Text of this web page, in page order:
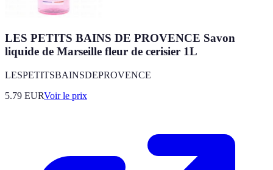
LES PETITS BAINS DE PROVENCE Savon
liquide de Marseille fleur de cerisier 1L
LESPETITSBAINSDEPROVENCE
5.79 EURVoir le prix